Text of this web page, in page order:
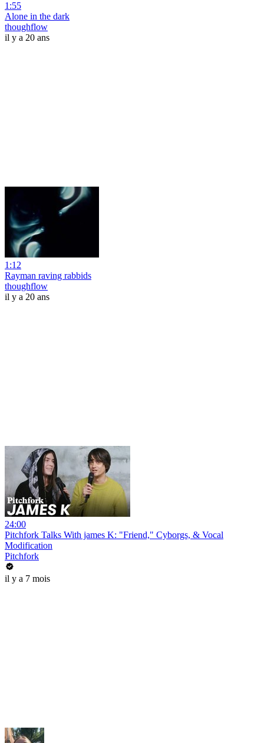
1:55
Alone in the dark
thoughflow
il y a 20 ans
1:12
Rayman raving rabbids
thoughflow
il y a 20 ans
24:00
Pitchfork Talks With james K: "Friend," Cyborgs, & Vocal
Modification
Pitchfork
il y a 7 mois